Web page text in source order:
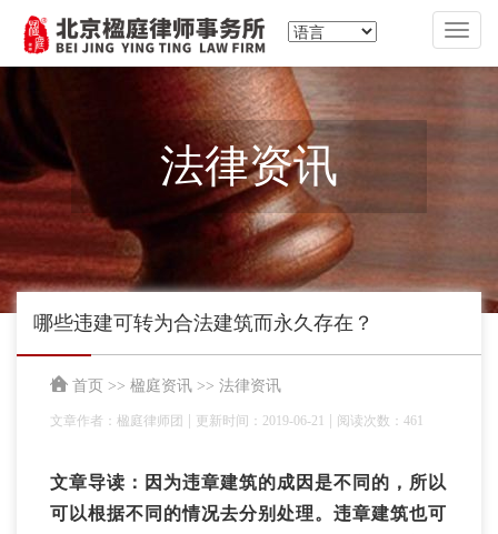
切
换
导
法律资讯
哪些违建可转为合法建筑而永久存在？
首页 >> 楹庭资讯 >> 法律资讯
文章作者：楹庭律师团 更新时间：2019-06-21 阅读次数：461
文章导读：因为违章建筑的成因是不同的，所以
可以根据不同的情况去分别处理。违章建筑也可